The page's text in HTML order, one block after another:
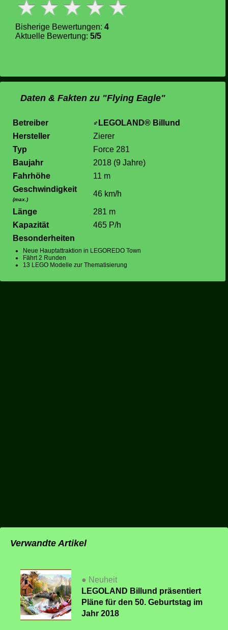
Bisherige Bewertungen: 4
Aktuelle Bewertung: 5/5
Daten & Fakten zu "Flying Eagle"
Betreiber
LEGOLAND® Billund
Hersteller
Zierer
Typ
Force 281
Baujahr
2018 (9 Jahre)
Fahrhöhe
11 m
Geschwindigkeit
(max.)
46 km/h
Länge
281 m
Kapazität
465 P/h
Besonderheiten
Neue Hauptattraktion in LEGOREDO Town
Fährt 2 Runden
13 LEGO Modelle zur Thematisierung
Verwandte Artikel
● Neuheit
LEGOLAND Billund präsentiert
Pläne für den 50. Geburtstag im
Jahr 2018